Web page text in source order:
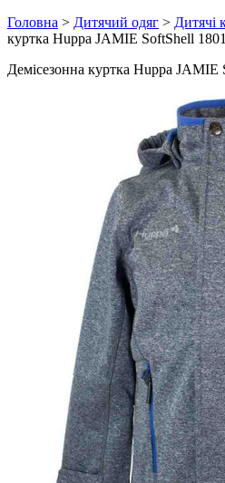
Головна > Дитячий одяг > Дитячі
куртка Huppa JAMIE SoftShell
Демісезонна куртка Huppa